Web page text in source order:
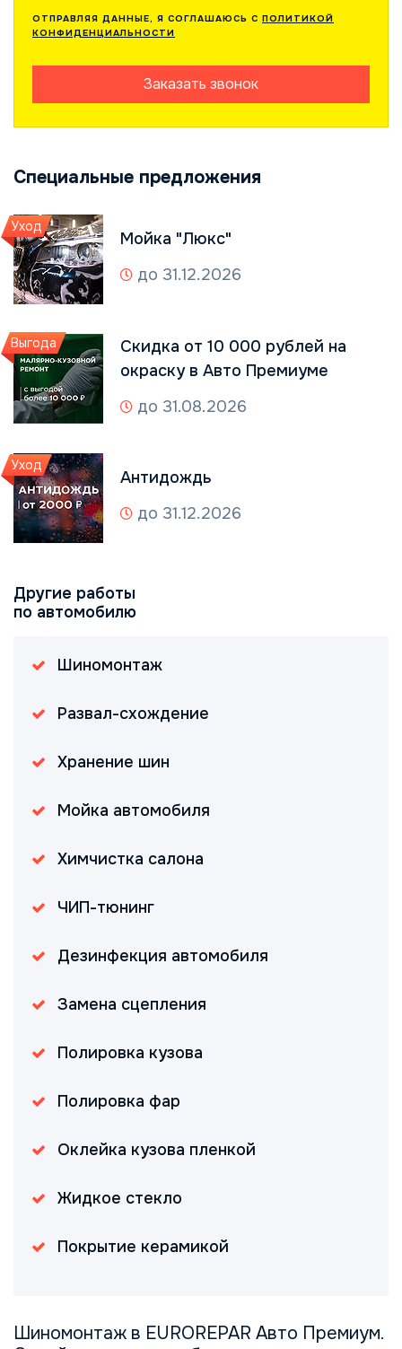
Шиномонтаж в EUROREPAR Авто Премиум.
ОТПРАВЛЯЯ ДАННЫЕ, Я СОГЛАШАЮСЬ С ПОЛИТИКОЙ
КОНФИДЕНЦИАЛЬНОСТИ
Заказать звонок
Специальные предложения
Уход
Мойка "Люкс"
до 31.12.2026
Выгода
Скидка от 10 000 рублей на
окраску в Авто Премиуме
до 31.08.2026
Уход
Антидождь
до 31.12.2026
Другие работы
по автомобилю
Шиномонтаж
Развал-схождение
Хранение шин
Мойка автомобиля
Химчистка салона
ЧИП-тюнинг
Дезинфекция автомобиля
Замена сцепления
Полировка кузова
Полировка фар
Оклейка кузова пленкой
Жидкое стекло
Покрытие керамикой